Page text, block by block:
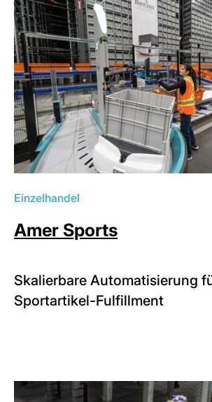
Einzelhandel
Amer Sports
Skalierbare Automatisierung
Sportartikel-Fulfillment